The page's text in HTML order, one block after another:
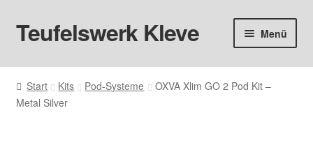
Zur
Navigation
Zum
Inhalt
Teufelswerk Kleve Menü
Startseite
Hardware
Start Kits Pod-Systeme
OXVA Xlim GO 2 Pod Kit –
Metal Silver